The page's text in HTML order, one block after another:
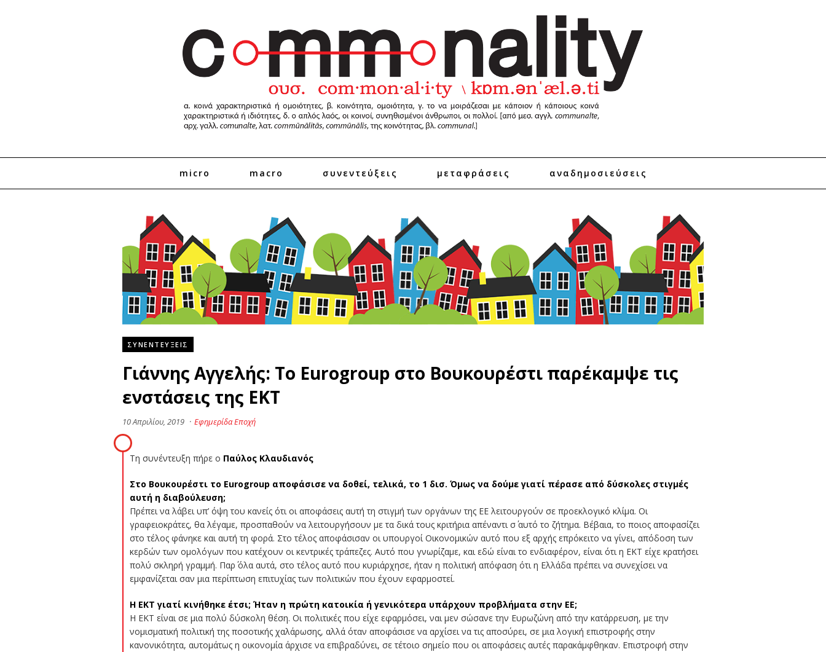
micro macro συνεντεύξεις μεταφράσεις αναδημοσιεύσεις
ΣΥΝΕΝΤΕΥΞΕΙΣ
Γιάννης Αγγελής: Το Eurogroup στο Βουκουρέστι παρέκαμψε τις
ενστάσεις της ΕΚΤ
10 Απριλίου, 2019 · Εφημερίδα Εποχή
Τη συνέντευξη πήρε ο Παύλος Κλαυδιανός
Στο Βουκουρέστι το Eurogroup αποφάσισε να δοθεί, τελικά, το 1 δισ. Όμως να δούμε γιατί πέρασε από δύσκολες στιγμές
αυτή η διαβούλευση;
Πρέπει να λάβει υπ’ όψη του κανείς ότι οι αποφάσεις αυτή τη στιγμή των οργάνων της ΕΕ λειτουργούν σε προεκλογικό κλίμα. Οι
γραφειοκράτες, θα λέγαμε, προσπαθούν να λειτουργήσουν με τα δικά τους κριτήρια απέναντι σ΄ αυτό το ζήτημα. Βέβαια, το ποιος αποφασίζει
στο τέλος φάνηκε και αυτή τη φορά. Στο τέλος αποφάσισαν οι υπουργοί Οικονομικών αυτό που εξ αρχής επρόκειτο να γίνει, απόδοση των
κερδών των ομολόγων που κατέχουν οι κεντρικές τράπεζες. Αυτό που γνωρίζαμε, και εδώ είναι το ενδιαφέρον, είναι ότι η ΕΚΤ είχε κρατήσει
πολύ σκληρή γραμμή. Παρ΄ όλα αυτά, στο τέλος αυτό που κυριάρχησε, ήταν η πολιτική απόφαση ότι η Ελλάδα πρέπει να συνεχίσει να
εμφανίζεται σαν μια περίπτωση επιτυχίας των πολιτικών που έχουν εφαρμοστεί.
Η ΕΚΤ γιατί κινήθηκε έτσι; Ήταν η πρώτη κατοικία ή γενικότερα υπάρχουν προβλήματα στην ΕΕ;
Η ΕΚΤ είναι σε μια πολύ δύσκολη θέση. Οι πολιτικές που είχε εφαρμόσει, ναι μεν σώσανε την Ευρωζώνη από την κατάρρευση, με την
νομισματική πολιτική της ποσοτικής χαλάρωσης, αλλά όταν αποφάσισε να αρχίσει να τις αποσύρει, σε μια λογική επιστροφής στην
κανονικότητα, αυτομάτως η οικονομία άρχισε να επιβραδύνει, σε τέτοιο σημείο που οι αποφάσεις αυτές παρακάμφθηκαν. Επιστροφή στην